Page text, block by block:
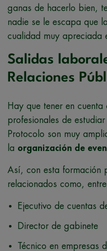
ganas de hacerlo bien,
nadie se le escapa que la
cualidad muy apreciada
Salidas
Relaciones
Hay que tener en cuenta
profesionales de
Protocolo son muy
la organización de
Así, con esta formación
relacionados como,
Ejecutivo de cuentas
Director de gabinete
Técnico en empresas